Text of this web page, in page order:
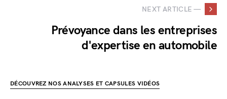
NEXT ARTICLE —
Prévoyance dans les entreprises
d'expertise en automobile
DÉCOUVREZ NOS ANALYSES ET CAPSULES VIDÉOS